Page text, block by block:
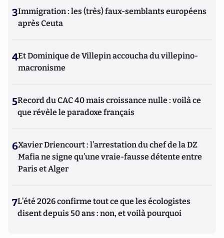
3Immigration : les (très) faux-semblants européens
après Ceuta
4Et Dominique de Villepin accoucha du villepino-
macronisme
5Record du CAC 40 mais croissance nulle : voilà ce
que révèle le paradoxe français
6Xavier Driencourt : l’arrestation du chef de la DZ
Mafia ne signe qu’une vraie-fausse détente entre
Paris et Alger
7L’été 2026 confirme tout ce que les écologistes
disent depuis 50 ans : non, et voilà pourquoi